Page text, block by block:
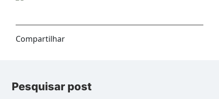
Compartilhar
Pesquisar post